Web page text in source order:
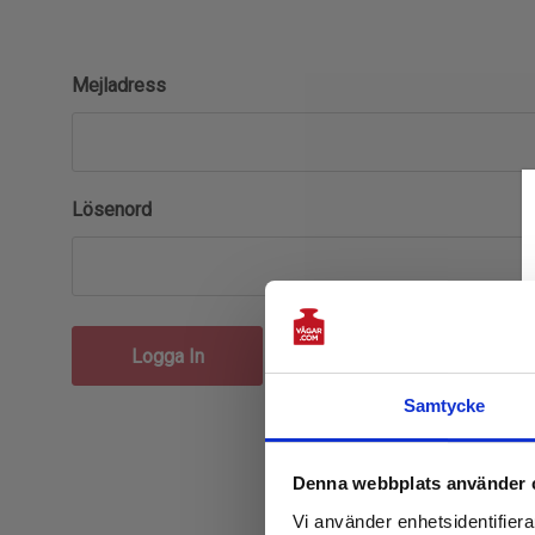
Samtycke
Denna webbplats använder
Vi använder
Mejladress
Lösenord